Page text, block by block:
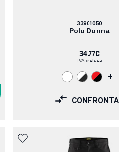
Codice
articolo:
33901050
Polo Donna
34.77€
IVA inclusa
+
CONFRONTA